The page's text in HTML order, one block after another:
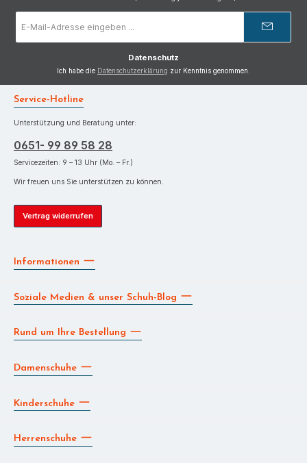
Mail-
Adresse
Datenschutz
Ich habe die Datenschutzerklärung zur Kenntnis genommen.
Service-Hotline
Unterstützung und Beratung unter:
0651- 99 89 58 28
Servicezeiten: 9 – 13 Uhr (Mo. – Fr.)
Wir freuen uns Sie unterstützen zu können.
Vertrag widerrufen
Informationen
Soziale Medien & unser Schuh-Blog
Rund um Ihre Bestellung
Damenschuhe
Kinderschuhe
Herrenschuhe